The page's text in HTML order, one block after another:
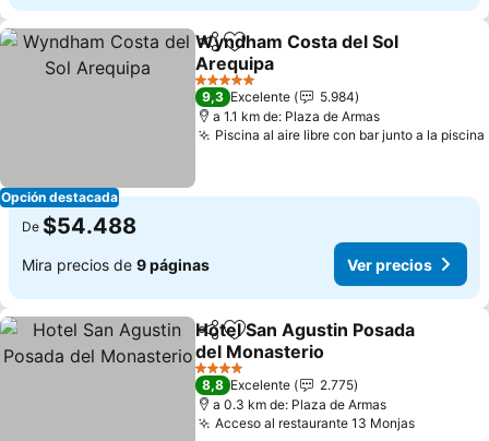
Opción destacada
CompartirAgregar a favoritos
Wyndham Costa del Sol
Arequipa
Ver precios
5 Estrellas
9,3 Excelente
5.984
a 1.1 km de: Plaza de Armas
Piscina al aire libre con bar junto a la piscina
De $54.488
Mira precios de 9 páginas Ver precios
CompartirAgregar a favoritos
Hotel San Agustin Posada
del Monasterio
Ver precios
4 Estrellas
8,8 Excelente
2.775
a 0.3 km de: Plaza de Armas
Acceso al restaurante 13 MonjasVer